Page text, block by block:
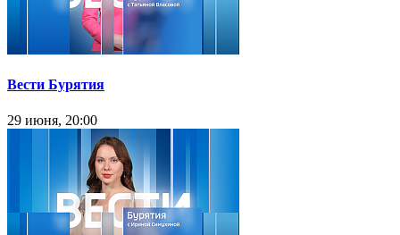
Вести Бурятия
29 июня, 20:00